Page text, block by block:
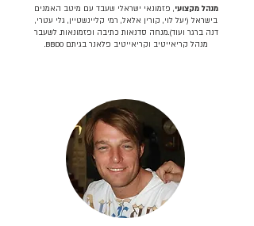
מנהל מקצועי, פזמונאי ישראלי שעבד עם מיטב האמנים
בישראל (יעל לוי, קורין אלאל, רמי קליינשטיין, גלי עטרי,
דנה ברגר ועוד).מנחה סדנאות כתיבה ופזמונאות. לשעבר
מנהל קריאייטיב וקריאייטיב פלאנר בגיתם BBDO.